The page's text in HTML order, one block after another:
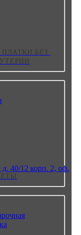
БЕЗ
40/12 корп. 2, оф.